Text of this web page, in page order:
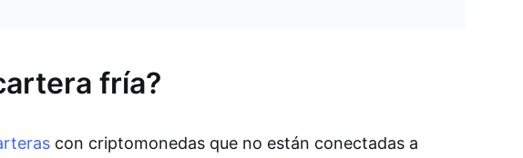
fría?
con criptomonedas que no están conectadas a